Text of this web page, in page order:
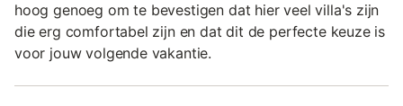
hoog genoeg om te bevestigen dat hier veel villa's zijn
die erg comfortabel zijn en dat dit de perfecte keuze is
voor jouw volgende vakantie.